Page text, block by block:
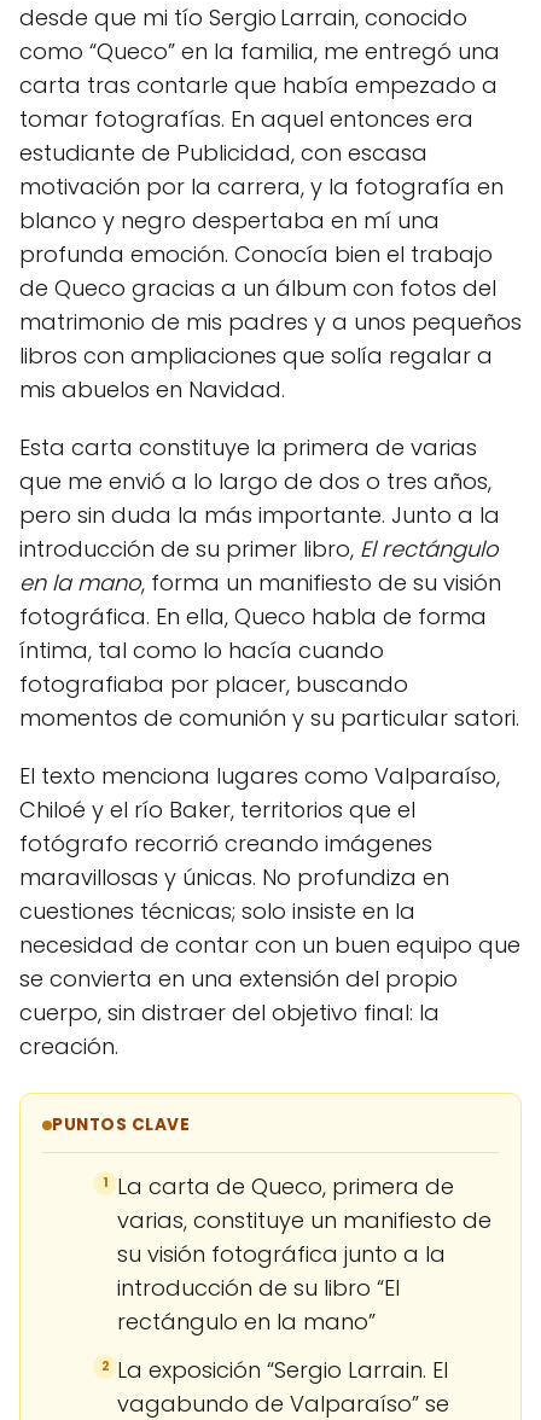
desde que mi tío Sergio Larrain, conocido
como “Queco” en la familia, me entregó una
carta tras contarle que había empezado a
tomar fotografías. En aquel entonces era
estudiante de Publicidad, con escasa
motivación por la carrera, y la fotografía en
blanco y negro despertaba en mí una
profunda emoción. Conocía bien el trabajo
de Queco gracias a un álbum con fotos del
matrimonio de mis padres y a unos pequeños
libros con ampliaciones que solía regalar a
mis abuelos en Navidad.
Esta carta constituye la primera de varias
que me envió a lo largo de dos o tres años,
pero sin duda la más importante. Junto a la
introducción de su primer libro, El rectángulo
en la mano, forma un manifiesto de su visión
fotográfica. En ella, Queco habla de forma
íntima, tal como lo hacía cuando
fotografiaba por placer, buscando
momentos de comunión y su particular satori.
El texto menciona lugares como Valparaíso,
Chiloé y el río Baker, territorios que el
fotógrafo recorrió creando imágenes
maravillosas y únicas. No profundiza en
cuestiones técnicas; solo insiste en la
necesidad de contar con un buen equipo que
se convierta en una extensión del propio
cuerpo, sin distraer del objetivo final: la
creación.
PUNTOS CLAVE
1 La carta de Queco, primera de
varias, constituye un manifiesto de
su visión fotográfica junto a la
introducción de su libro “El
rectángulo en la mano”
2 La exposición “Sergio Larrain. El
vagabundo de Valparaíso” se